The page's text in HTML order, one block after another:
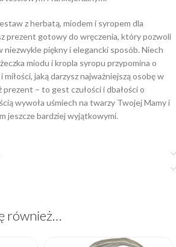
z herbatą, miodem i syropem dla
prezent gotowy do wręczenia, który pozwoli
niezwykle piękny i elegancki sposób. Niech
miodu i kropla syropu przypomina o
jaką darzysz najważniejszą osobę w
prezent – to gest czułości i dbałości o
wywoła uśmiech na twarzy Twojej Mamy i
jeszcze bardziej wyjątkowymi.
również…